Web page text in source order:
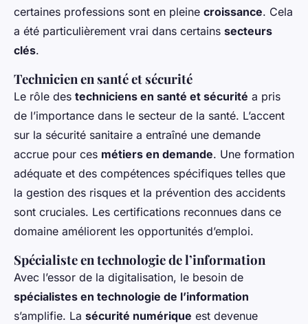
certaines professions sont en pleine croissance. Cela
a été particulièrement vrai dans certains secteurs
clés.
Technicien en santé et sécurité
Le rôle des techniciens en santé et sécurité a pris
de l’importance dans le secteur de la santé. L’accent
sur la sécurité sanitaire a entraîné une demande
accrue pour ces métiers en demande. Une formation
adéquate et des compétences spécifiques telles que
la gestion des risques et la prévention des accidents
sont cruciales. Les certifications reconnues dans ce
domaine améliorent les opportunités d’emploi.
Spécialiste en technologie de l’information
Avec l’essor de la digitalisation, le besoin de
spécialistes en technologie de l’information
s’amplifie. La sécurité numérique est devenue